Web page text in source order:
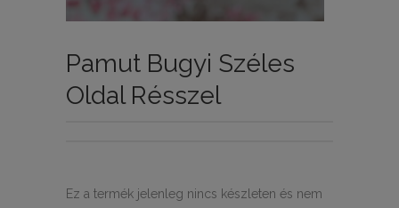
Pamut Bugyi Széles
Oldal Résszel
Ez a termék jelenleg nincs készleten és nem